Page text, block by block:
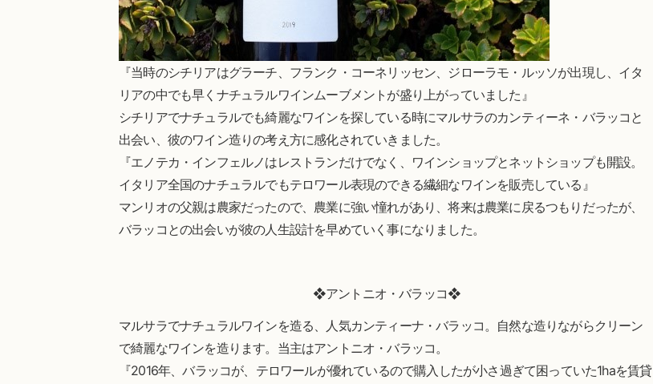
『当時のシチリアはグラーチ、フランク・コーネリッセン、ジローラモ・ルッソが出現し、イタ
リアの中でも早くナチュラルワインムーブメントが盛り上がっていました』
シチリアでナチュラルでも綺麗なワインを探している時にマルサラのカンティーネ・バラッコと
出会い、彼のワイン造りの考え方に感化されていきました。
『エノテカ・インフェルノはレストランだけでなく、ワインショップとネットショップも開設。
イタリア全国のナチュラルでもテロワール表現のできる繊細なワインを販売している』
マンリオの父親は農家だったので、農業に強い憧れがあり、将来は農業に戻るつもりだったが、
バラッコとの出会いが彼の人生設計を早めていく事になりました。
❖アントニオ・バラッコ❖
マルサラでナチュラルワインを造る、人気カンティーナ・バラッコ。自然な造りながらクリーン
で綺麗なワインを造ります。当主はアントニオ・バラッコ。
『2016年、バラッコが、テロワールが優れているので購入したが小さ過ぎて困っていた1haを賃貸